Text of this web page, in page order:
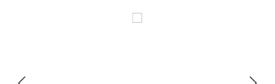
Bildergalerie überspringen